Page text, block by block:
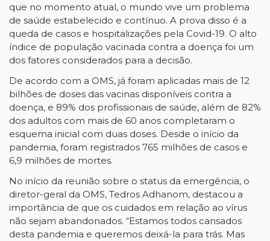
que no momento atual, o mundo vive um problema
de saúde estabelecido e contínuo. A prova disso é a
queda de casos e hospitalizações pela Covid-19. O alto
índice de população vacinada contra a doença foi um
dos fatores considerados para a decisão.
De acordo com a OMS, já foram aplicadas mais de 12
bilhões de doses das vacinas disponíveis contra a
doença, e 89% dos profissionais de saúde, além de 82%
dos adultos com mais de 60 anos completaram o
esquema inicial com duas doses. Desde o início da
pandemia, foram registrados 765 milhões de casos e
6,9 milhões de mortes.
No início da reunião sobre o status da emergência, o
diretor-geral da OMS, Tedros Adhanom, destacou a
importância de que os cuidados em relação ao vírus
não sejam abandonados. “Estamos todos cansados ​​
desta pandemia e queremos deixá-la para trás. Mas